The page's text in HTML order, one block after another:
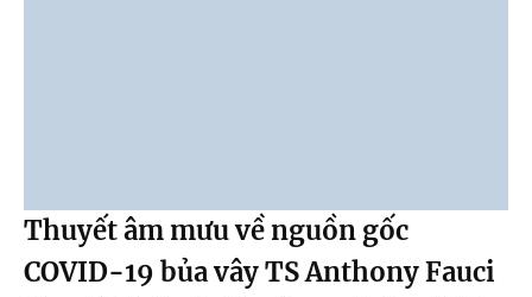
Thuyết âm mưu về nguồn gốc
COVID-19 bủa vây TS Anthony Fauci